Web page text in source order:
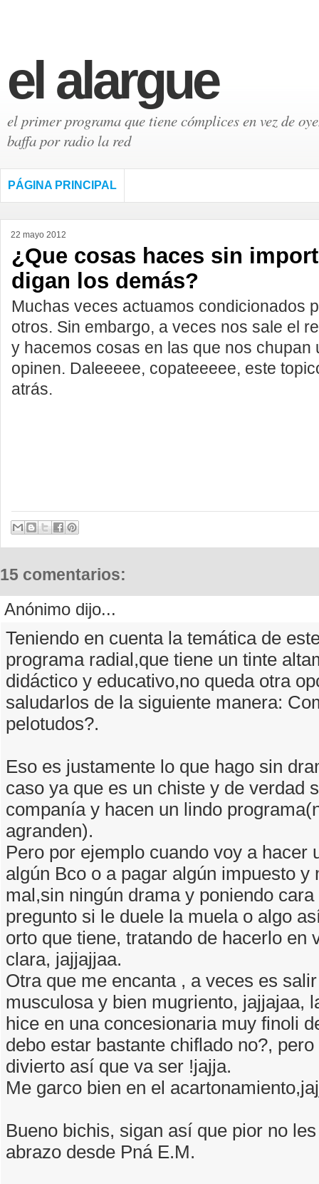
el alargue
el primer programa que tiene cómplices en vez de
baffa por radio la red
PÁGINA PRINCIPAL
22 mayo 2012
¿Que cosas haces sin
digan los demás?
Muchas veces actuamos condicionados
otros. Sin embargo, a veces nos sale el
y hacemos cosas en las que nos chupan
opinen. Daleeeee, copateeeee, este
atrás.
15 comentarios:
Anónimo dijo...
Teniendo en cuenta la temática de
programa radial,que tiene un tinte
didáctico y educativo,no queda otra
saludarlos de la siguiente manera:
pelotudos?.
Eso es justamente lo que hago sin
caso ya que es un chiste y de verdad
companía y hacen un lindo
agranden).
Pero por ejemplo cuando voy a hacer
algún Bco o a pagar algún impuesto y
mal,sin ningún drama y poniendo
pregunto si le duele la muela o algo
orto que tiene, tratando de hacerlo en
clara, jajjajjaa.
Otra que me encanta , a veces es
musculosa y bien mugriento, jajjajaa,
hice en una concesionaria muy finoli
debo estar bastante chiflado no?,
divierto así que va ser !jajja.
Me garco bien en el
Bueno bichis, sigan así que pior no
abrazo desde Pná E.M.